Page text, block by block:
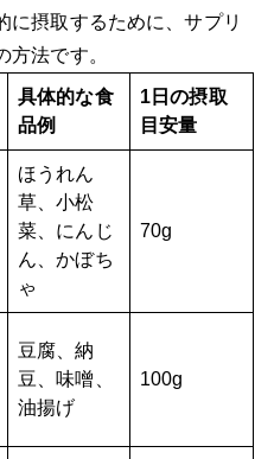
に摂取するために、サプリ
方法です。
具体的な食
品例
1日の摂取
目安量
ほうれん
草、小松
菜、にんじ
ん、かぼち
ゃ
70g
豆腐、納
豆、味噌、
油揚げ
100g